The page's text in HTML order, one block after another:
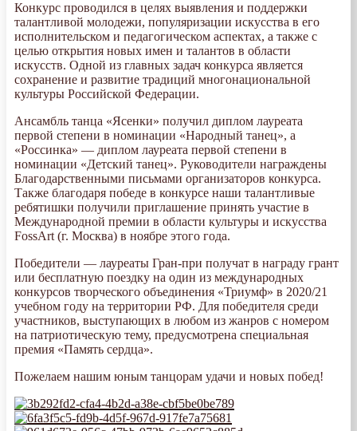
Конкурс проводился в целях выявления и поддержки
талантливой молодежи, популяризации искусства в его
исполнительском и педагогическом аспектах, а также с
целью открытия новых имен и талантов в области
искусств. Одной из главных задач конкурса является
сохранение и развитие традиций многонациональной
культуры Российской Федерации.
Ансамбль танца «Ясенки» получил диплом лауреата
первой степени в номинации «Народный танец», а
«Россинка» — диплом лауреата первой степени в
номинации «Детский танец». Руководители награждены
Благодарственными письмами организаторов конкурса.
Также благодаря победе в конкурсе наши талантливые
ребятишки получили приглашение принять участие в
Международной премии в области культуры и искусства
FossArt (г. Москва) в ноябре этого года.
Победители — лауреаты Гран-при получат в награду грант
или бесплатную поездку на один из международных
конкурсов творческого объединения «Триумф» в 2020/21
учебном году на территории РФ. Для победителя среди
участников, выступающих в любом из жанров с номером
на патриотическую тему, предусмотрена специальная
премия «Память сердца».
Пожелаем нашим юным танцорам удачи и новых побед!